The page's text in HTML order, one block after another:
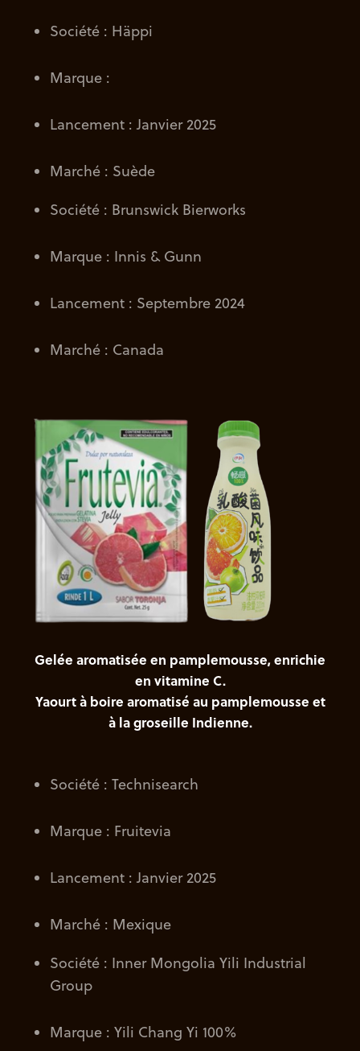
Société : Häppi
Marque :
Lancement : Janvier 2025
Marché : Suède
Société : Brunswick Bierworks
Marque : Innis & Gunn
Lancement : Septembre 2024
Marché : Canada
Gelée aromatisée en pamplemousse, enrichie
en vitamine C.
Yaourt à boire aromatisé au pamplemousse et
à la groseille Indienne.
Société : Technisearch
Marque : Fruitevia
Lancement : Janvier 2025
Marché : Mexique
Société : Inner Mongolia Yili Industrial
Group
Marque : Yili Chang Yi 100%